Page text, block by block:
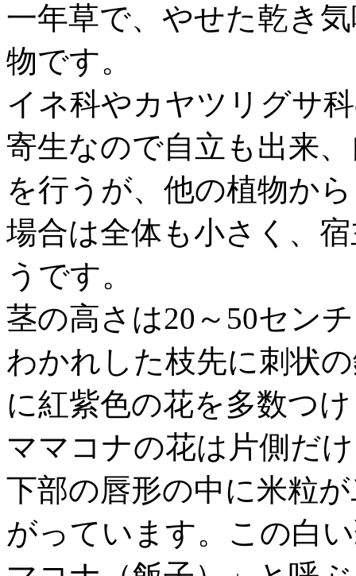
一年草で、やせた乾き
物です。
イネ科やカヤツリグサ
寄生なので自立も出来
を行うが、他の植物か
場合は全体も小さく、
うです。
茎の高さは20～50セン
わかれした枝先に刺状
に紅紫色の花を多数つ
ママコナの花は片側だ
下部の唇形の中に米粒
がっています。この白